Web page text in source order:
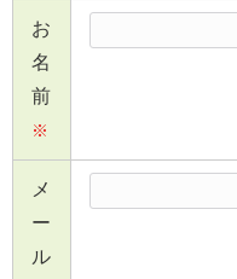
お
名
前
※
メ
ー
ル